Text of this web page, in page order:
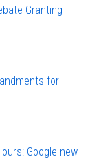
Granting
for
Google new